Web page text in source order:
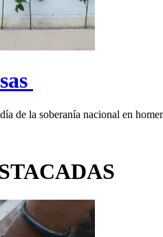
de la soberanía nacional en